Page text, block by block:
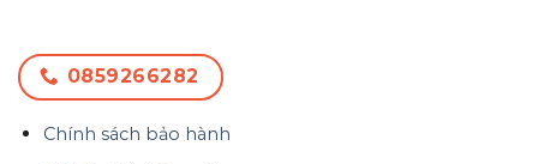
0859266282
Chính sách bảo hành